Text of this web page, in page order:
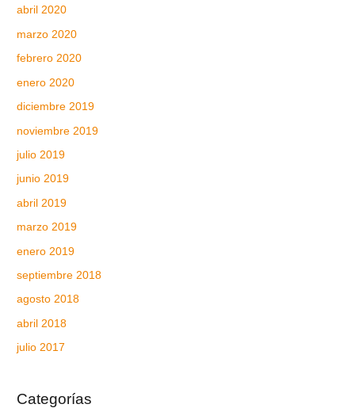
abril 2020
marzo 2020
febrero 2020
enero 2020
diciembre 2019
noviembre 2019
julio 2019
junio 2019
abril 2019
marzo 2019
enero 2019
septiembre 2018
agosto 2018
abril 2018
julio 2017
Categorías